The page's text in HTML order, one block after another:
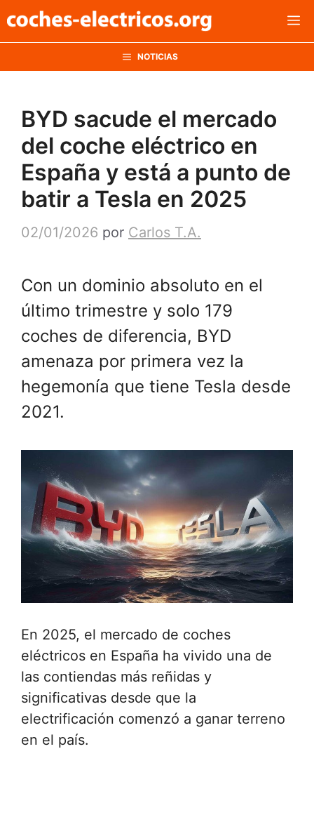
al
NOTICIAS
BYD sacude el mercado
del coche eléctrico en
España y está a punto de
batir a Tesla en 2025
02/01/2026 por Carlos T.A.
Con un dominio absoluto en el
último trimestre y solo 179
coches de diferencia, BYD
amenaza por primera vez la
hegemonía que tiene Tesla desde
2021.
En 2025, el mercado de coches
eléctricos en España ha vivido una de
las contiendas más reñidas y
significativas desde que la
electrificación comenzó a ganar terreno
en el país.